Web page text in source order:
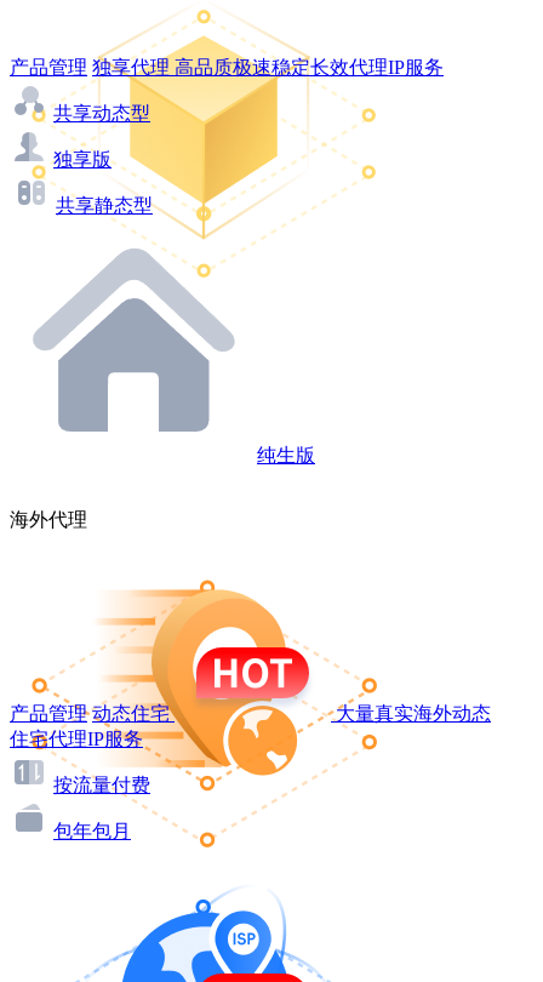
产品管理 独享代理 高品质极速稳定长效代理IP服务
共享动态型
独享版
共享静态型
纯生版
海外代理
产品管理 动态住宅
大量真实海外动态
住宅代理IP服务
按流量付费
包年包月